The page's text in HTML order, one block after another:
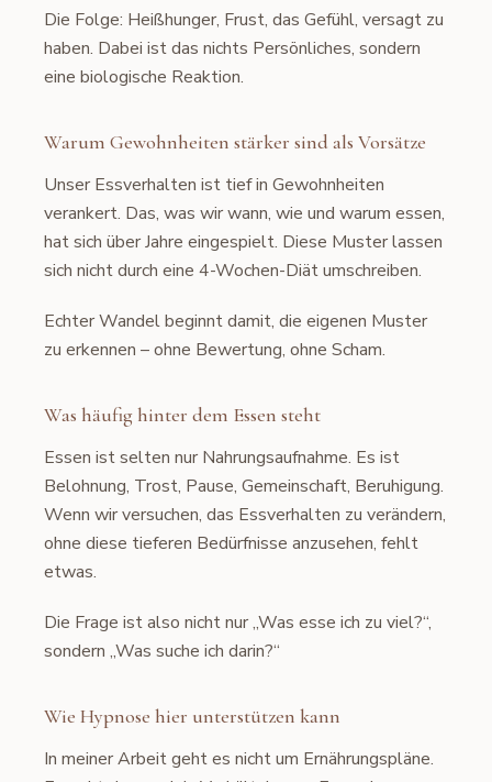
Die Folge: Heißhunger, Frust, das Gefühl, versagt zu
haben. Dabei ist das nichts Persönliches, sondern
eine biologische Reaktion.
Warum Gewohnheiten stärker sind als Vorsätze
Unser Essverhalten ist tief in Gewohnheiten
verankert. Das, was wir wann, wie und warum essen,
hat sich über Jahre eingespielt. Diese Muster lassen
sich nicht durch eine 4-Wochen-Diät umschreiben.
Echter Wandel beginnt damit, die eigenen Muster
zu erkennen – ohne Bewertung, ohne Scham.
Was häufig hinter dem Essen steht
Essen ist selten nur Nahrungsaufnahme. Es ist
Belohnung, Trost, Pause, Gemeinschaft, Beruhigung.
Wenn wir versuchen, das Essverhalten zu verändern,
ohne diese tieferen Bedürfnisse anzusehen, fehlt
etwas.
Die Frage ist also nicht nur „Was esse ich zu viel?“,
sondern „Was suche ich darin?“
Wie Hypnose hier unterstützen kann
In meiner Arbeit geht es nicht um Ernährungspläne.